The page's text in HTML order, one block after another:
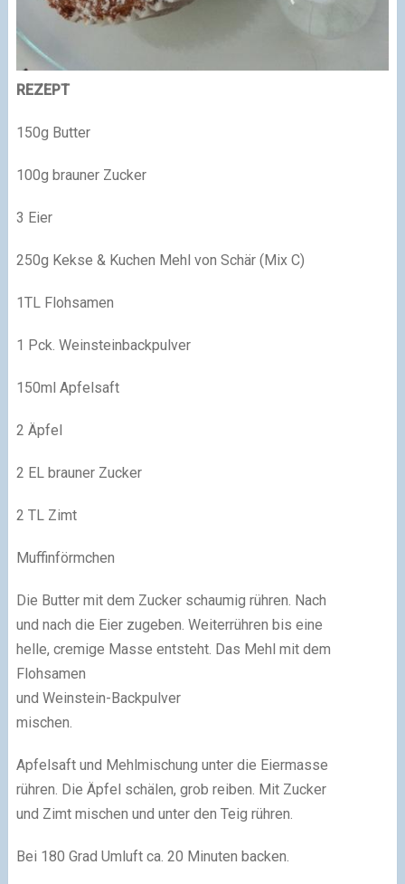
REZEPT
150g Butter
100g brauner Zucker
3 Eier
250g Kekse & Kuchen Mehl von Schär (Mix C)
1TL Flohsamen
1 Pck. Weinsteinbackpulver
150ml Apfelsaft
2 Äpfel
2 EL brauner Zucker
2 TL Zimt
Muffinförmchen
Die Butter mit dem Zucker schaumig rühren. Nach
und nach die Eier zugeben. Weiterrühren bis eine
helle, cremige Masse entsteht. Das Mehl mit dem
Flohsamen
und Weinstein-Backpulver
mischen.
Apfelsaft und Mehlmischung unter die Eiermasse
rühren. Die Äpfel schälen, grob reiben. Mit Zucker
und Zimt mischen und unter den Teig rühren.
Bei 180 Grad Umluft ca. 20 Minuten backen.